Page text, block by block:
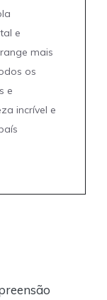
e
mais
os
e
incrível e